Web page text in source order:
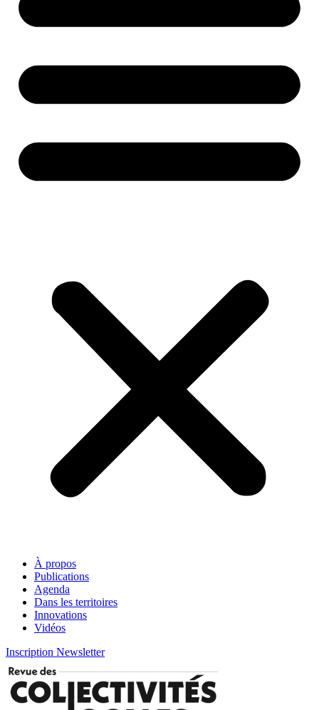
À propos
Publications
Agenda
Dans les territoires
Innovations
Vidéos
Inscription Newsletter